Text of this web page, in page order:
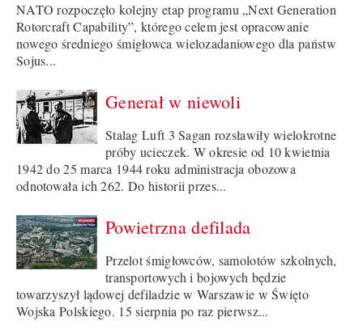
NATO rozpoczęło kolejny etap programu „Next Generation
Rotorcraft Capability”, którego celem jest opracowanie
nowego średniego śmigłowca wielozadaniowego dla państw
Sojus...
Generał w niewoli
Stalag Luft 3 Sagan rozsławiły wielokrotne
próby ucieczek. W okresie od 10 kwietnia
1942 do 25 marca 1944 roku administracja obozowa
odnotowała ich 262. Do historii przes...
Powietrzna defilada
Przelot śmigłowców, samolotów szkolnych,
transportowych i bojowych będzie
towarzyszył lądowej defiladzie w Warszawie w Święto
Wojska Polskiego. 15 sierpnia po raz pierwsz...